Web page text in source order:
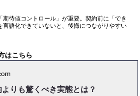
期待値コントロール」が重要。契約前に「でき
言語化できていないと、後悔につながりやすい
はこちら
りも驚くべき実態とは？